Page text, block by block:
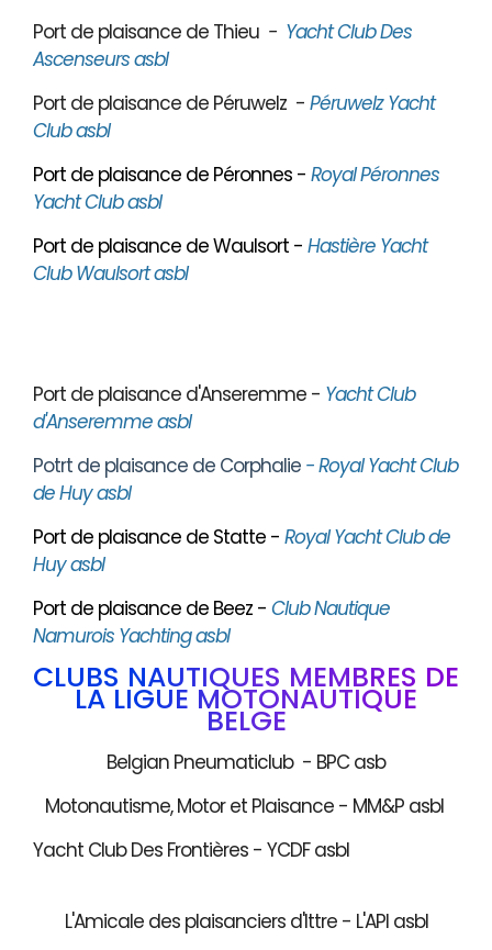
Port de plaisance de Thieu - Yacht Club Des
Ascenseurs asbl
Port de plaisance de Péruwelz - Péruwelz Yacht
Club asbl
Port de plaisance de Péronnes - Royal Péronnes
Yacht Club asbl
Port de plaisance de Waulsort - Hastière Yacht
Club Waulsort asbl
Port de plaisance d'Anseremme - Yacht Club
d'Anseremme asbl
Potrt de plaisance de Corphalie - Royal Yacht Club
de Huy asbl
Port de plaisance de Statte - Royal Yacht Club de
Huy asbl
Port de plaisance de Beez - Club Nautique
Namurois Yachting asbl
CLUBS NAUTIQUES MEMBRES DE
LA LIGUE MOTONAUTIQUE
BELGE
Belgian Pneumaticlub - BPC asb
Motonautisme, Motor et Plaisance - MM&P asbl
Yacht Club Des Frontières - YCDF asbl
L'Amicale des plaisanciers d'Ittre - L'API asbl